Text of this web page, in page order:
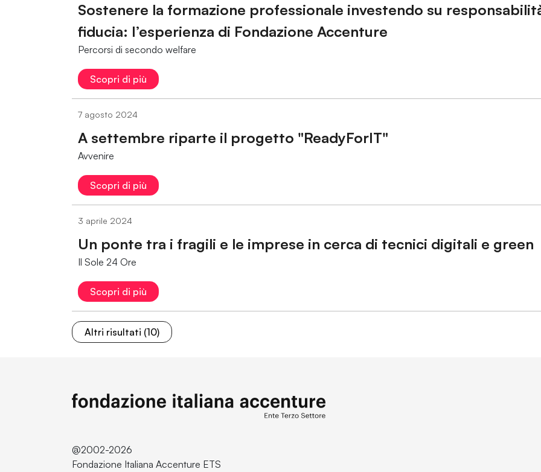
Sostenere la formazione professionale investendo su
fiducia: l’esperienza di Fondazione Accenture
Percorsi di secondo welfare
Scopri di più
7 agosto 2024
A settembre riparte il progetto "ReadyForIT"
Avvenire
Scopri di più
3 aprile 2024
Un ponte tra i fragili e le imprese in cerca di tecnici digitali e green
Il Sole 24 Ore
Scopri di più
Altri risultati (10)
@2002-2026
Fondazione Italiana Accenture ETS